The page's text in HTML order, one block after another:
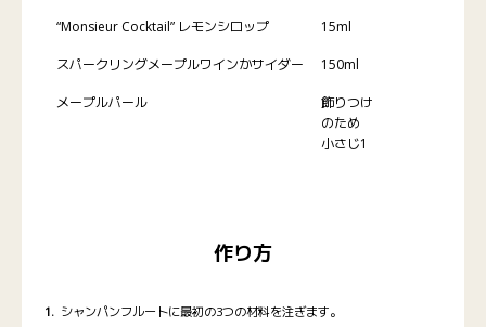
“Monsieur Cocktail” レモンシロップ 15ml
スパークリングメープルワインかサイダー 150ml
メープルパール
飾りつけ
のため
小さじ1
作り方
シャンパンフルートに最初の3つの材料を注ぎます。